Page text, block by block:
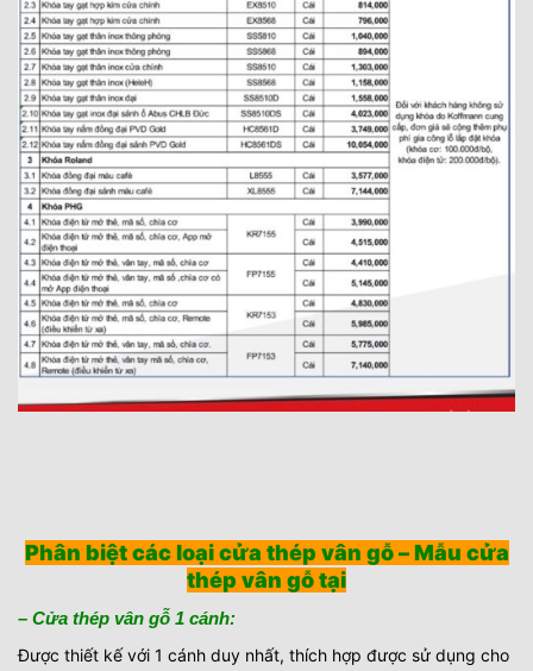
Phân biệt các loại cửa thép vân gỗ – Mẫu cửa
thép vân gỗ tại
– Cửa thép vân gỗ 1 cánh:
Được thiết kế với 1 cánh duy nhất, thích hợp được sử dụng cho